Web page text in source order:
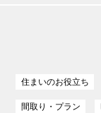
住まいのお役立ち
間取り・プラン